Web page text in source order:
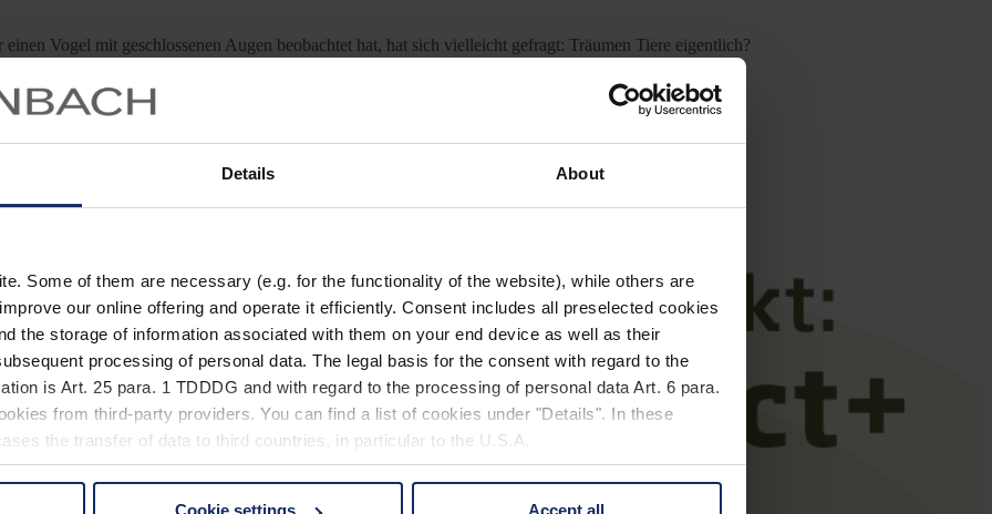
Details About
Some of them are necessary (e.g. for the functionality of the website), while others are
our online offering and operate it efficiently. Consent includes all preselected cookies
the storage of information associated with them on your end device as well as their
processing of personal data. The legal basis for the consent with regard to the
is Art. 25 para. 1 TDDDG and with regard to the processing of personal data Art. 6 para.
from third-party providers. You can find a list of cookies under "Details". In these
the transfer of data to third countries, in particular to the U.S.A.
Vogel mit geschlossenen Augen beobachtet hat, hat sich vielleicht gefragt: Träumen Tiere eigentlich?
und ist ein kleiner lebhafter Vogel, der sich hauptsächlich von Insekten ernährt.
sich nicht einmal die Mühe machen muss, ein eigenes Nest zu bauen: der Baumfalke.